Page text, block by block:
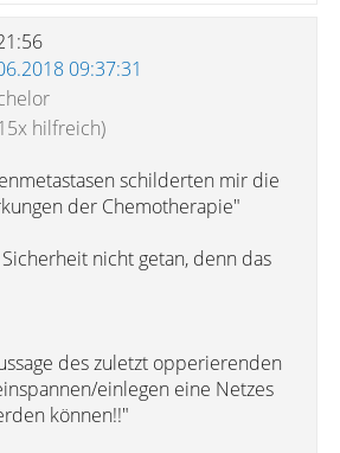
09:37:31
hilfreich)
schilderten mir die
der Chemotherapie"
nicht getan, denn das
des zuletzt opperierenden
einlegen eine Netzes
können!!"